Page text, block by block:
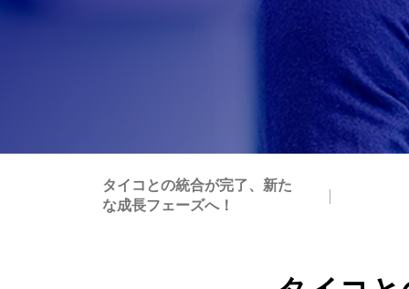
タイコとの統合が完了、新た
な成長フェーズへ！